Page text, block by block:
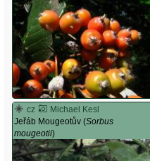
cz
Michael Kesl
Jeřáb Mougeotův (Sorbus
mougeotii)